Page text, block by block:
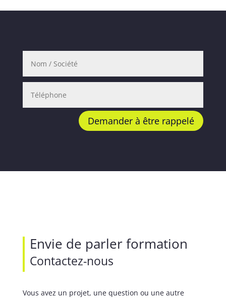
Demander à être rappelé
Envie de parler formation
Contactez-nous
Vous avez un projet, une question ou une autre